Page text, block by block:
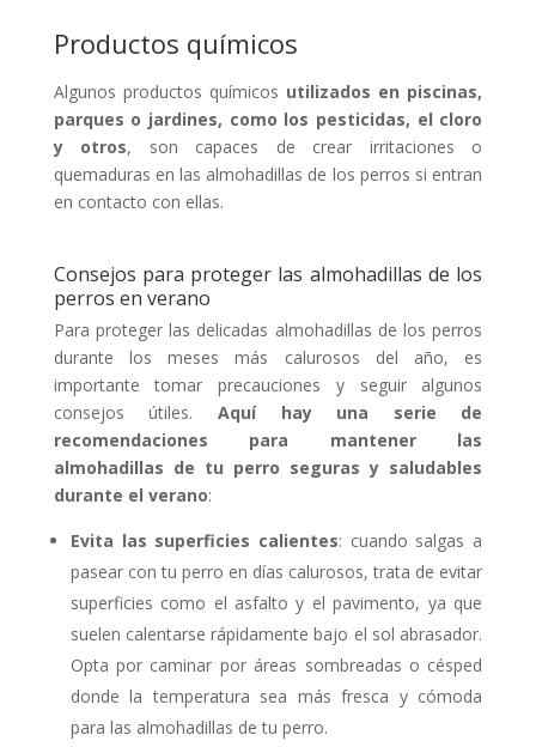
Productos químicos
Algunos productos químicos utilizados en piscinas,
parques o jardines, como los pesticidas, el cloro
y otros, son capaces de crear irritaciones o
quemaduras en las almohadillas de los perros si entran
en contacto con ellas.
Consejos para proteger las almohadillas de los
perros en verano
Para proteger las delicadas almohadillas de los perros
durante los meses más calurosos del año, es
importante tomar precauciones y seguir algunos
consejos útiles. Aquí hay una serie de
recomendaciones para mantener las
almohadillas de tu perro seguras y saludables
durante el verano:
Evita las superficies calientes: cuando salgas a
pasear con tu perro en días calurosos, trata de evitar
superficies como el asfalto y el pavimento, ya que
suelen calentarse rápidamente bajo el sol abrasador.
Opta por caminar por áreas sombreadas o césped
donde la temperatura sea más fresca y cómoda
para las almohadillas de tu perro.